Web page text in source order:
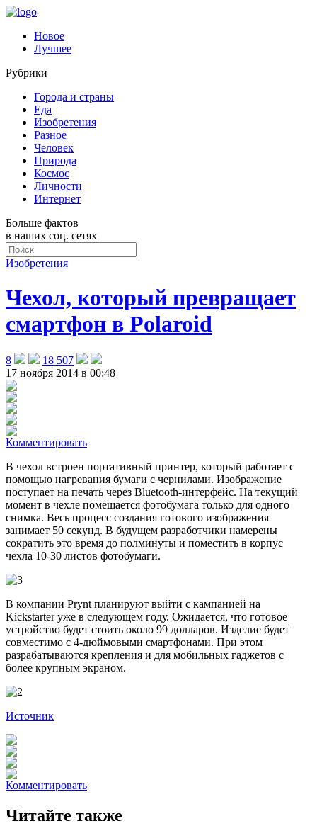
Новое
Лучшее
Рубрики
Города и страны
Еда
Изобретения
Разное
Человек
Природа
Космос
Личности
Интернет
Больше фактов
в наших соц. сетях
Изобретения
Чехол, который превращает
смартфон в Polaroid
8
18 507
17 ноября 2014 в 00:48
Комментировать
В чехол встроен портативный принтер, который работает с
помощью нагревания бумаги с чернилами. Изображение
поступает на печать через Bluetooth-интерфейс. На текущий
момент в чехле помещается фотобумага только для одного
снимка. Весь процесс создания готового изображения
занимает 50 секунд. В будущем разработчики намерены
сократить это время до полминуты и поместить в корпус
чехла 10-30 листов фотобумаги.
В компании Prynt планируют выйти с кампанией на
Kickstarter уже в следующем году. Ожидается, что готовое
устройство будет стоить около 99 долларов. Изделие будет
совместимо с 4-дюймовыми смартфонами. При этом
разрабатываются крепления и для мобильных гаджетов с
более крупным экраном.
Источник
Комментировать
Читайте также